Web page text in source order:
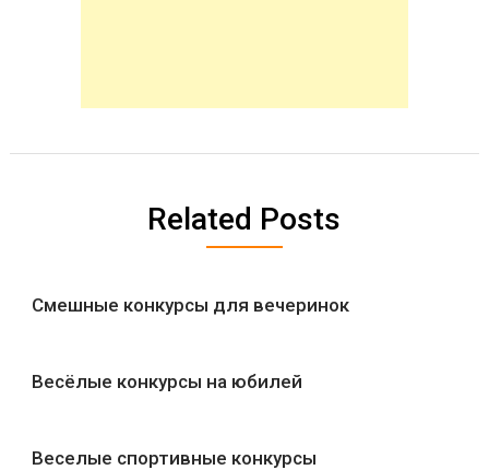
Related Posts
Смешные конкурсы для вечеринок
Весёлые конкурсы на юбилей
Веселые спортивные конкурсы